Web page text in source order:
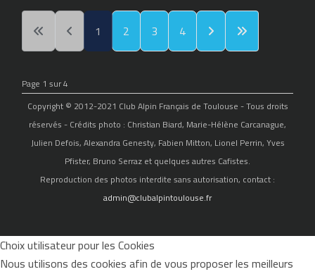
1 2 3 4
Page 1 sur 4
Copyright © 2012-2021 Club Alpin Français de Toulouse - Tous droits
réservés - Crédits photo : Christian Biard, Marie-Hélène Carcanague,
Julien Defois, Alexandra Genesty, Fabien Mitton, Lionel Perrin, Yves
Pfister, Bruno Serraz et quelques autres Cafistes.
Reproduction des photos interdite sans autorisation, contact :
admin@clubalpintoulouse.fr
Choix utilisateur pour les Cookies
Nous utilisons des cookies afin de vous proposer les meilleurs